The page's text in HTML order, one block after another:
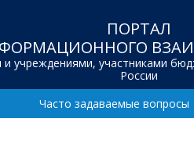
ПОРТАЛ
и учреждениями, участниками
России
Часто задаваемые вопросы